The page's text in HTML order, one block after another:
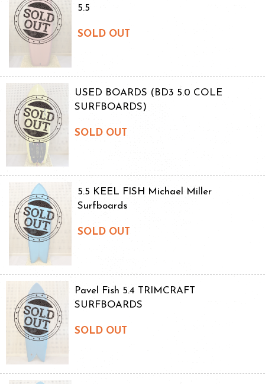
5.5
SOLD OUT
USED BOARDS (BD3 5.0 COLE
SURFBOARDS)
SOLD OUT
5.5 KEEL FISH Michael Miller
Surfboards
SOLD OUT
Pavel Fish 5.4 TRIMCRAFT
SURFBOARDS
SOLD OUT